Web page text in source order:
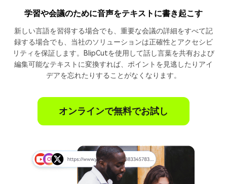
学習や会議のために音声をテキストに書き起こす
新しい言語を習得する場合でも、重要な会議の詳細をすべて記
録する場合でも、当社のソリューションは正確性とアクセシビ
リティを保証します。BlipCutを使用して話し言葉を共有および
編集可能なテキストに変換すれば、ポイントを見逃したりアイ
デアを忘れたりすることがなくなります。
オンラインで無料でお試し